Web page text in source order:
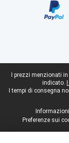
Piè di pagina
I prezzi menzionati
indicato.
I tempi di consegna
Preferenze sui